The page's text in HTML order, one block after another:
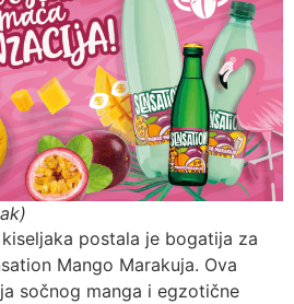
postala je bogatija za
Mango Marakuja. Ova
sočnog manga i egzotične